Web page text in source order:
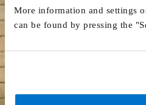
More information and settings
can be found by pressing the